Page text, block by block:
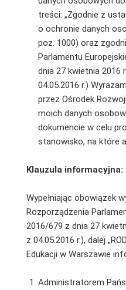
treści: „Zgodnie z
o ochronie danych
poz. 1000) oraz
Parlamentu
dnia 27 kwietnia 2016
04.05.2016 r.)
przez Ośrodek
moich danych
dokumencie w celu
stanowisko, na które
Klauzula informacyjna:
Wypełniając obowiązek
Rozporządzenia
2016/679 z dnia 27
z 04.05.2016 r.), dalej
Edukacji w Warszawie
Administratorem